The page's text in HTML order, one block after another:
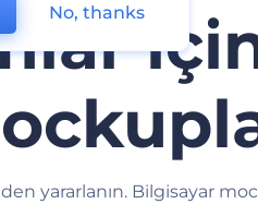
yararlanın. Bilgisayar
No, thanks